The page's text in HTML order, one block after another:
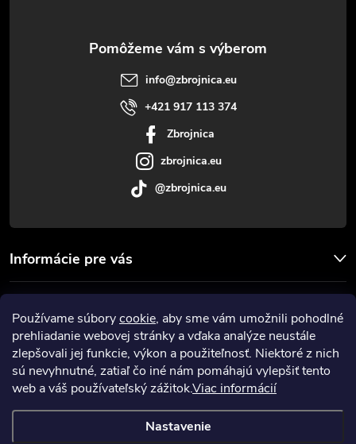
Používame súborycookie, aby sme vám umožnili pohodlné
prehliadanie webovej stránky a vďaka analýze neustále
zlepšovali jej funkcie, výkon a použiteľnosť. Niektoré z nich
sú nevyhnutné, zatiaľ čo iné nám pomáhajú vylepšiť tento
web a váš používateľský zážitok.Viac informácií
Nastavenie
Informácie pre vás
Prijímame online platby
info@zbrojnica.eu
+421 917 113 374
Zbrojnica
zbrojnica.eu
@zbrojnica.eu